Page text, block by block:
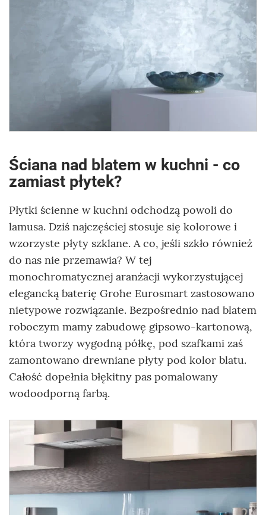
Ściana nad blatem w kuchni - co
zamiast płytek?
Płytki ścienne w kuchni odchodzą powoli do
lamusa. Dziś najczęściej stosuje się kolorowe i
wzorzyste płyty szklane. A co, jeśli szkło również
do nas nie przemawia? W tej
monochromatycznej aranżacji wykorzystującej
elegancką baterię Grohe Eurosmart zastosowano
nietypowe rozwiązanie. Bezpośrednio nad blatem
roboczym mamy zabudowę gipsowo-kartonową,
która tworzy wygodną półkę, pod szafkami zaś
zamontowano drewniane płyty pod kolor blatu.
Całość dopełnia błękitny pas pomalowany
wodoodporną farbą.